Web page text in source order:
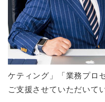
ケティング」「業務プロ
ご支援させていただいて